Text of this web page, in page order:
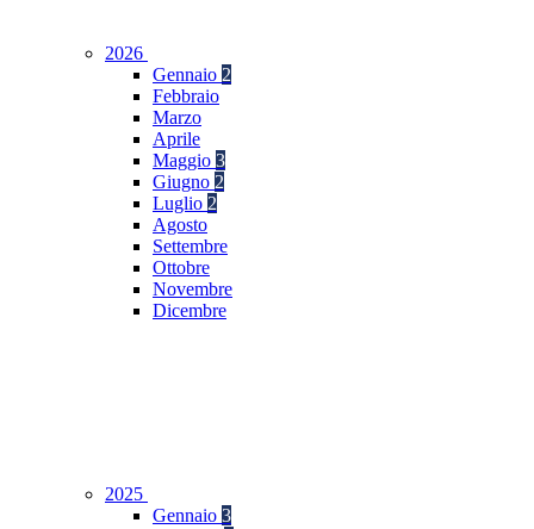
2026
Gennaio 2
Febbraio
Marzo
Aprile
Maggio 3
Giugno 2
Luglio 2
Agosto
Settembre
Ottobre
Novembre
Dicembre
2025
Gennaio 3